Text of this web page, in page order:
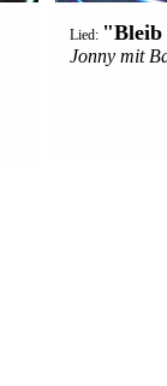
Lied:
Jonny mit